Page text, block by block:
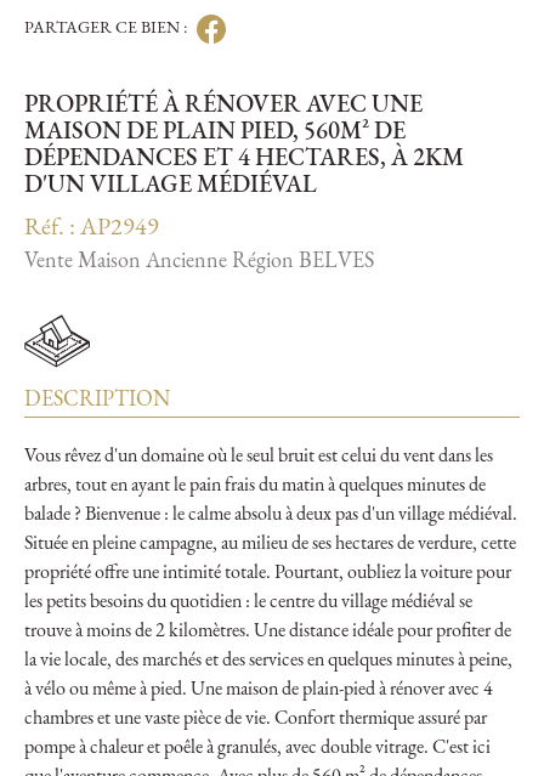
PARTAGER CE BIEN :
PROPRIÉTÉ À RÉNOVER AVEC UNE
MAISON DE PLAIN PIED, 560M² DE
DÉPENDANCES ET 4 HECTARES, À 2KM
D'UN VILLAGE MÉDIÉVAL
Réf. : AP2949
Vente Maison Ancienne Région BELVES
DESCRIPTION
Vous rêvez d'un domaine où le seul bruit est celui du vent dans les
arbres, tout en ayant le pain frais du matin à quelques minutes de
balade ? Bienvenue : le calme absolu à deux pas d'un village médiéval.
Située en pleine campagne, au milieu de ses hectares de verdure, cette
propriété offre une intimité totale. Pourtant, oubliez la voiture pour
les petits besoins du quotidien : le centre du village médiéval se
trouve à moins de 2 kilomètres. Une distance idéale pour profiter de
la vie locale, des marchés et des services en quelques minutes à peine,
à vélo ou même à pied. Une maison de plain-pied à rénover avec 4
chambres et une vaste pièce de vie. Confort thermique assuré par
pompe à chaleur et poêle à granulés, avec double vitrage. C'est ici